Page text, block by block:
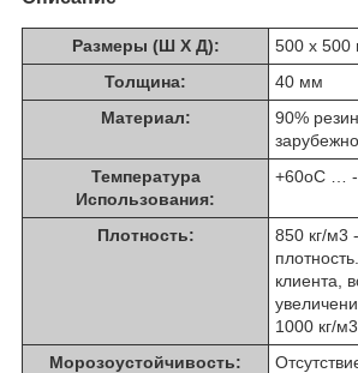
Размеры (Ш Х Д):
500 x 500
Толщина:
40 мм
Материал:
90%
Температура
Использования:
+60оС …
Плотность:
850 кг/м3
клиента,
1000 кг/м3
Морозоустойчивость: